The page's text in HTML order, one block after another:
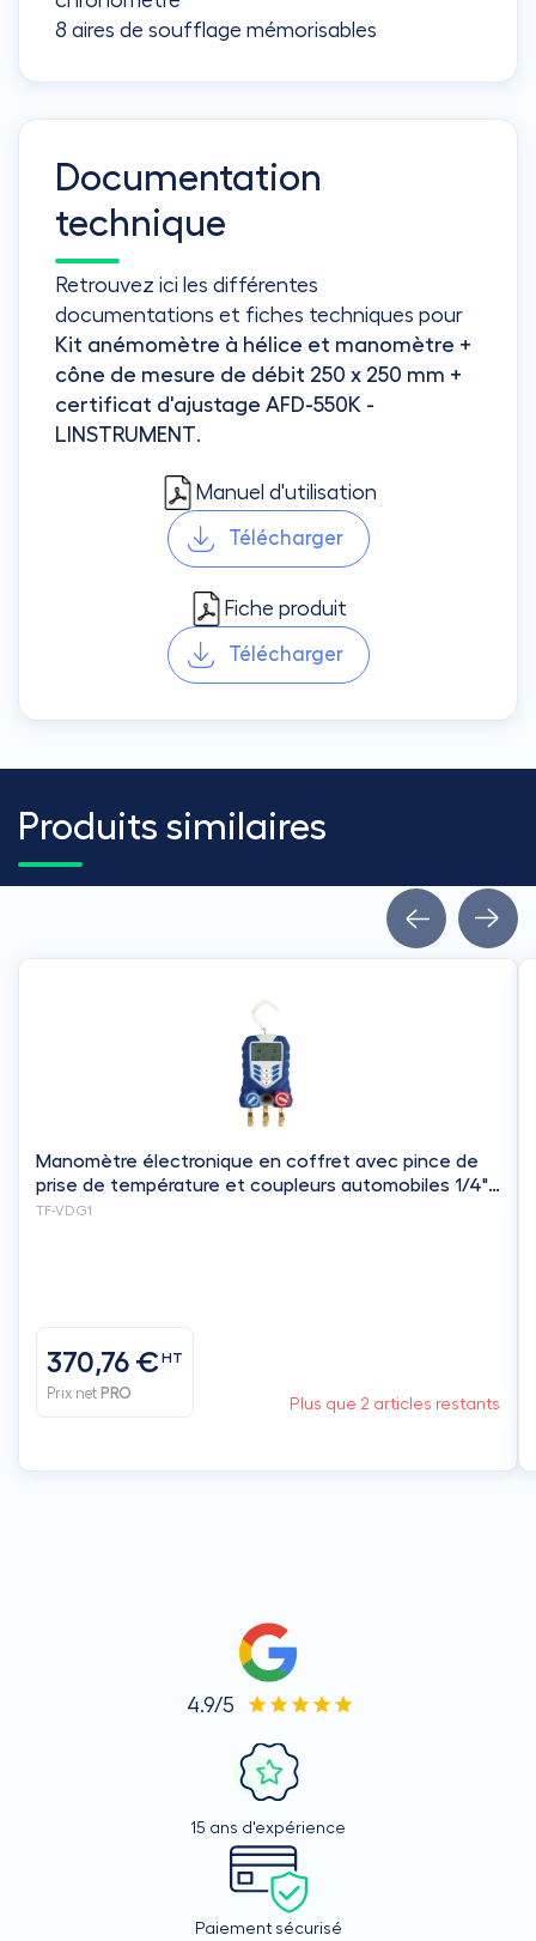
8 aires de soufflage mémorisables
Documentation
technique
Retrouvez ici les différentes
documentations et fiches techniques pour
Kit anémomètre à hélice et manomètre +
cône de mesure de débit 250 x 250 mm +
certificat d'ajustage AFD-550K -
LINSTRUMENT
Manuel d'utilisation
Télécharger
Fiche produit
Télécharger
Produits similaires
Manomètre électronique en coffret avec pince de
prise de température et coupleurs automobiles 1/4"
M - VALUE
TF-VDG1
370,76 €HT
Prix net PRO
Plus que 2 articles restants
4.9/5
15 ans d'expérience
Paiement sécurisé